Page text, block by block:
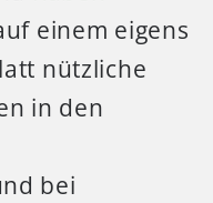
einem eigens
nützliche
in den
bei